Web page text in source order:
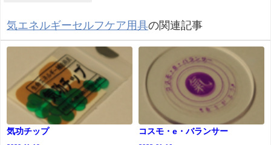
気エネルギーセルフケア用具の関連記事
気功チップ コスモ・e・バランサー